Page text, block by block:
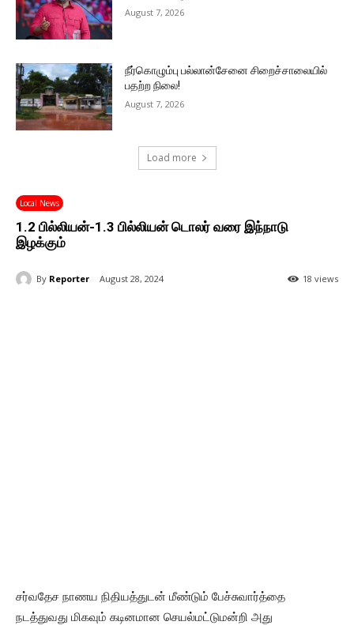
August 7, 2026
நீர்கொழும்பு பல்லான்சேனை சிறைச்சாலையில்
பதற்ற நிலை!
August 7, 2026
Load more
Local News
1.2 பில்லியன்-1.3 பில்லியன் டொலர் வரை இந்நாடு
இழக்கும்
18 views
By Reporter August 28, 2024
சர்வதேச நாணய நிதியத்துடன் மீண்டும் பேச்சுவார்த்தை
நடத்துவது மிகவும் கடினமான செயல்மட்டுமன்றி அது